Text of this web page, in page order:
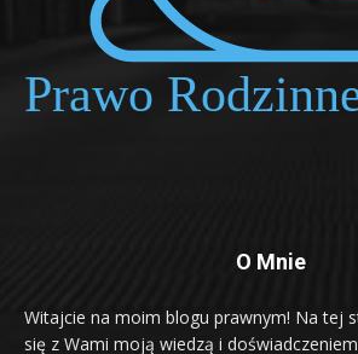
O Mnie
Witajcie na moim blogu prawnym! Na tej
się z Wami moją wiedzą i